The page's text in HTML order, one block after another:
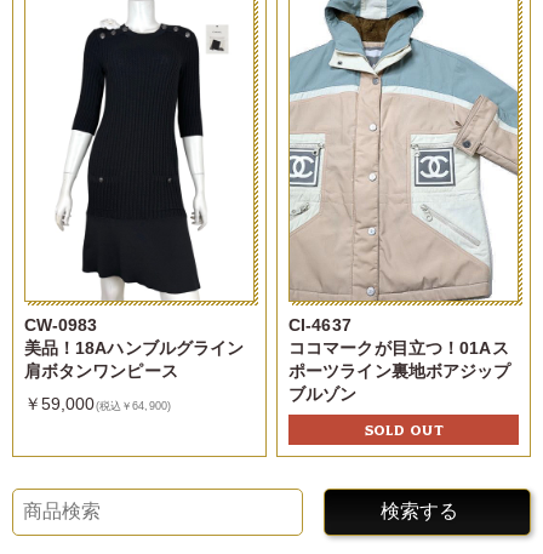
CW-0983
美品！18Aハンブルグライン
肩ボタンワンピース
￥59,000(税込￥64,900)
CI-4637
ココマークが目立つ！01Aス
ポーツライン裏地ボアジップ
ブルゾン
SOLD OUT
検索する